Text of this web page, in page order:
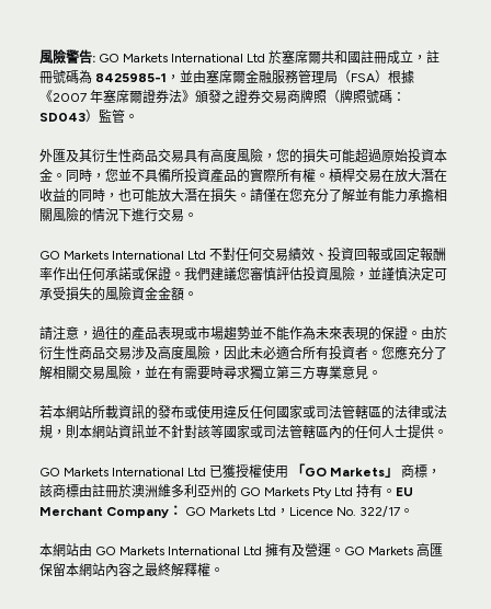
風險警告:GO Markets International Ltd 於塞席爾共和國註冊成立，註
冊號碼為 8425985-1 ，並由塞席爾金融服務管理局（FSA）根據
《2007 年塞席爾證券法》頒發之證券交易商牌照（牌照號碼：
SD043）監管。
外匯及其衍生性商品交易具有高度風險，您的損失可能超過原始投資本
金。同時，您並不具備所投資產品的實際所有權。槓桿交易在放大潛在
收益的同時，也可能放大潛在損失。請僅在您充分了解並有能力承擔相
關風險的情況下進行交易。
GO Markets International Ltd 不對任何交易績效、投資回報或固定報酬
率作出任何承諾或保證。我們建議您審慎評估投資風險，並謹慎決定可
承受損失的風險資金金額。
請注意，過往的產品表現或市場趨勢並不能作為未來表現的保證。由於
衍生性商品交易涉及高度風險，因此未必適合所有投資者。您應充分了
解相關交易風險，並在有需要時尋求獨立第三方專業意見。
若本網站所載資訊的發布或使用違反任何國家或司法管轄區的法律或法
規，則本網站資訊並不針對該等國家或司法管轄區內的任何人士提供。
GO Markets International Ltd 已獲授權使用 「GO Markets」
商標，
該商標由註冊於澳洲維多利亞州的 GO Markets Pty Ltd 持有。 EU
Merchant Company： GO Markets Ltd，Licence No. 322/17。
本網站由 GO Markets International Ltd 擁有及營運。GO Markets 高匯
保留本網站內容之最終解釋權。